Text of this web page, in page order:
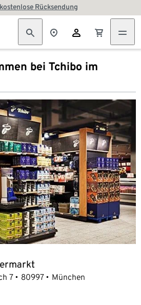
Rücksendung
bei Tchibo im
7 80997 München